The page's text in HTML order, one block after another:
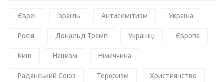
Євреї Ізраїль Антисемітизм Україна
Росія Дональд Трамп Українці Європа
Київ Нацизм Німеччина
Радянський Союз Тероризм Християнство